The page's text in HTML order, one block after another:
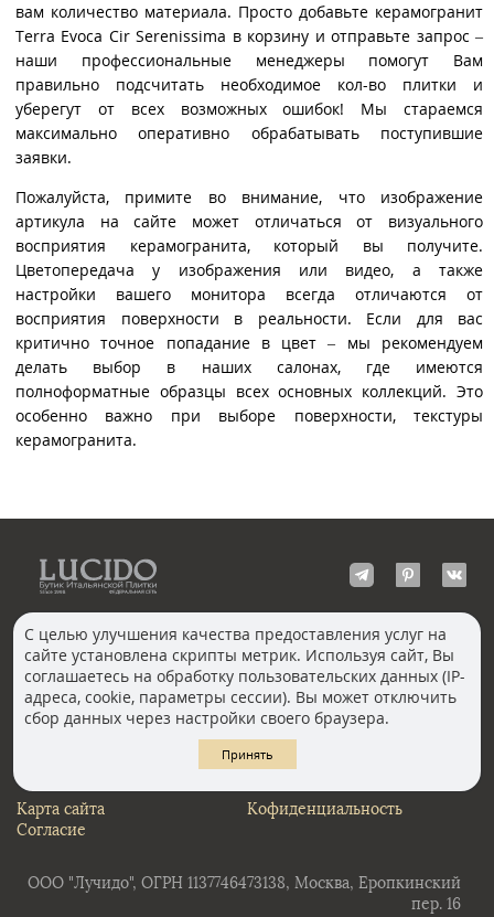
вам количество материала. Просто добавьте керамогранит
Terra Evoca Cir Serenissima в корзину и отправьте запрос –
наши профессиональные менеджеры помогут Вам
правильно подсчитать необходимое кол-во плитки и
уберегут от всех возможных ошибок! Мы стараемся
максимально оперативно обрабатывать поступившие
заявки.
Пожалуйста, примите во внимание, что изображение
артикула на сайте может отличаться от визуального
восприятия керамогранита, который вы получите.
Цветопередача у изображения или видео, а также
настройки вашего монитора всегда отличаются от
восприятия поверхности в реальности. Если для вас
критично точное попадание в цвет – мы рекомендуем
делать выбор в наших салонах, где имеются
полноформатные образцы всех основных коллекций. Это
особенно важно при выборе поверхности, текстуры
керамогранита.
КОНТАКТЫ
Москва, Пречистенка
Волгоград
Екатеринбург
Казань
Новосибирск
Санкт-Петербург
Карта сайта
Кофиденциальность
Согласие
ООО "Лучидо", ОГРН 1137746473138, Москва, Еропкинский
пер. 16
С целью улучшения качества предоставления услуг на
сайте установлена скрипты метрик. Используя сайт, Вы
соглашаетесь на обработку пользовательских данных (IP-
адреса, cookie, параметры сессии). Вы может отключить
сбор данных через настройки своего браузера.
Принять